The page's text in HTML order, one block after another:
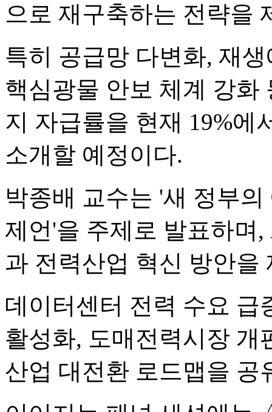
으로 재구축하는 전략을
특히 공급망 다변화, 재
핵심광물 안보 체계 강화
지 자급률을 현재 19%에
소개할 예정이다.
박종배 교수는 '새 정부
제언'을 주제로 발표하며
과 전력산업 혁신 방안을
데이터센터 전력 수요 급
활성화, 도매전력시장 개
산업 대전환 로드맵을 공